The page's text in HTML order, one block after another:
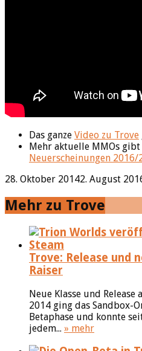
Das ganze Video zu Trove
Mehr aktuelle MMOs gibt
Neuerscheinungen 2016/
28. Oktober 20142. August
Mehr zu Trove
Trove: Release und
Raiser
Neue Klasse und Release
2014 ging das Sandbox-
Betaphase und konnte
jedem... » mehr